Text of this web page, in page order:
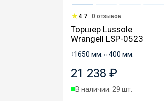
4.7 0 отзывов
Торшер Lussole
Wrangell LSP-0523
↕1650 мм. ↔400 мм.
21 238 ₽
В наличии: 29 шт.